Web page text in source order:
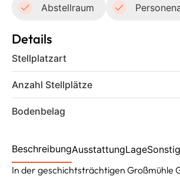
Abstellraum
Details
Stellplatzart
Anzahl Stellplätze
Bodenbelag
BeschreibungAusstattungLage
In der geschichtsträchtigen Großmühle